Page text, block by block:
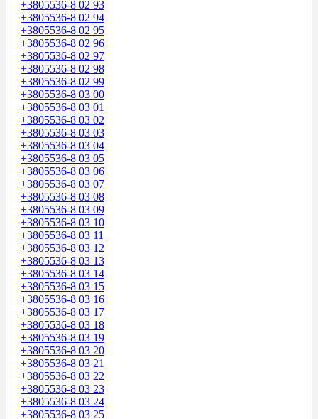
+3805536-8 02 93
+3805536-8 02 94
+3805536-8 02 95
+3805536-8 02 96
+3805536-8 02 97
+3805536-8 02 98
+3805536-8 02 99
+3805536-8 03 00
+3805536-8 03 01
+3805536-8 03 02
+3805536-8 03 03
+3805536-8 03 04
+3805536-8 03 05
+3805536-8 03 06
+3805536-8 03 07
+3805536-8 03 08
+3805536-8 03 09
+3805536-8 03 10
+3805536-8 03 11
+3805536-8 03 12
+3805536-8 03 13
+3805536-8 03 14
+3805536-8 03 15
+3805536-8 03 16
+3805536-8 03 17
+3805536-8 03 18
+3805536-8 03 19
+3805536-8 03 20
+3805536-8 03 21
+3805536-8 03 22
+3805536-8 03 23
+3805536-8 03 24
+3805536-8 03 25